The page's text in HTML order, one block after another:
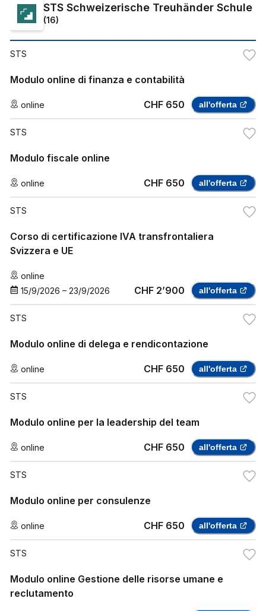
STS Schweizerische Treuhänder Schule
(16)
STS
Modulo online di finanza e contabilità
online CHF 650 all'offerta
STS
Modulo fiscale online
online CHF 650 all'offerta
STS
Corso di certificazione IVA transfrontaliera
Svizzera e UE
online
15/9/2026 – 23/9/2026 CHF 2’900 all'offerta
STS
Modulo online di delega e rendicontazione
online CHF 650 all'offerta
STS
Modulo online per la leadership del team
online CHF 650 all'offerta
STS
Modulo online per consulenze
online CHF 650 all'offerta
STS
Modulo online Gestione delle risorse umane e
reclutamento